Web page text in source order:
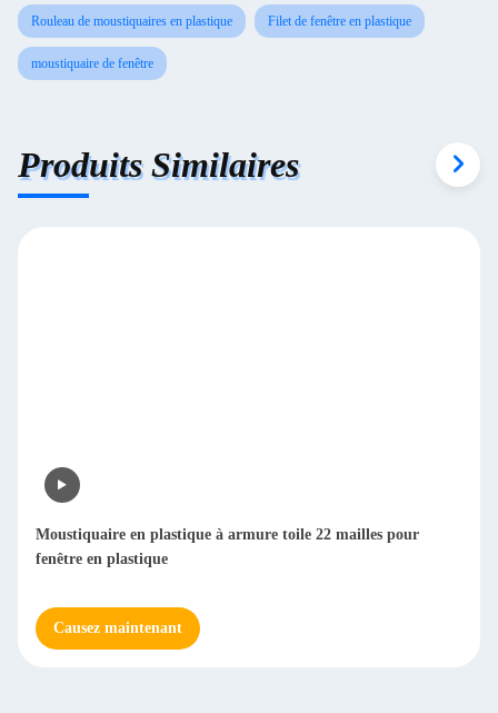
Rouleau de moustiquaires en plastique Filet de fenêtre en plastique
moustiquaire de fenêtre
Produits Similaires
Moustiquaire en plastique à armure toile 22 mailles pour
fenêtre en plastique
Causez maintenant